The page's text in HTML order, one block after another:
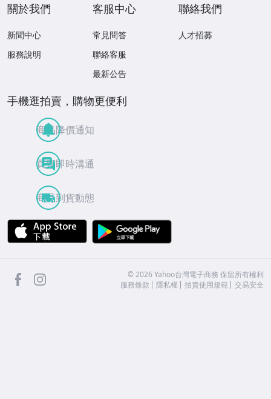
關於我們
新聞中心
服務說明
客服中心
常見問答
聯絡客服
最新公告
聯絡我們
人才招募
手機逛拍賣，購物更便利
商品降價通知
買賣即時溝通
商品到貨動態
APP Store
facebook ©2026 Yahoo台灣電子商務 保留所有權利
服務條款
隱私權 拍賣使用規範 交易安全